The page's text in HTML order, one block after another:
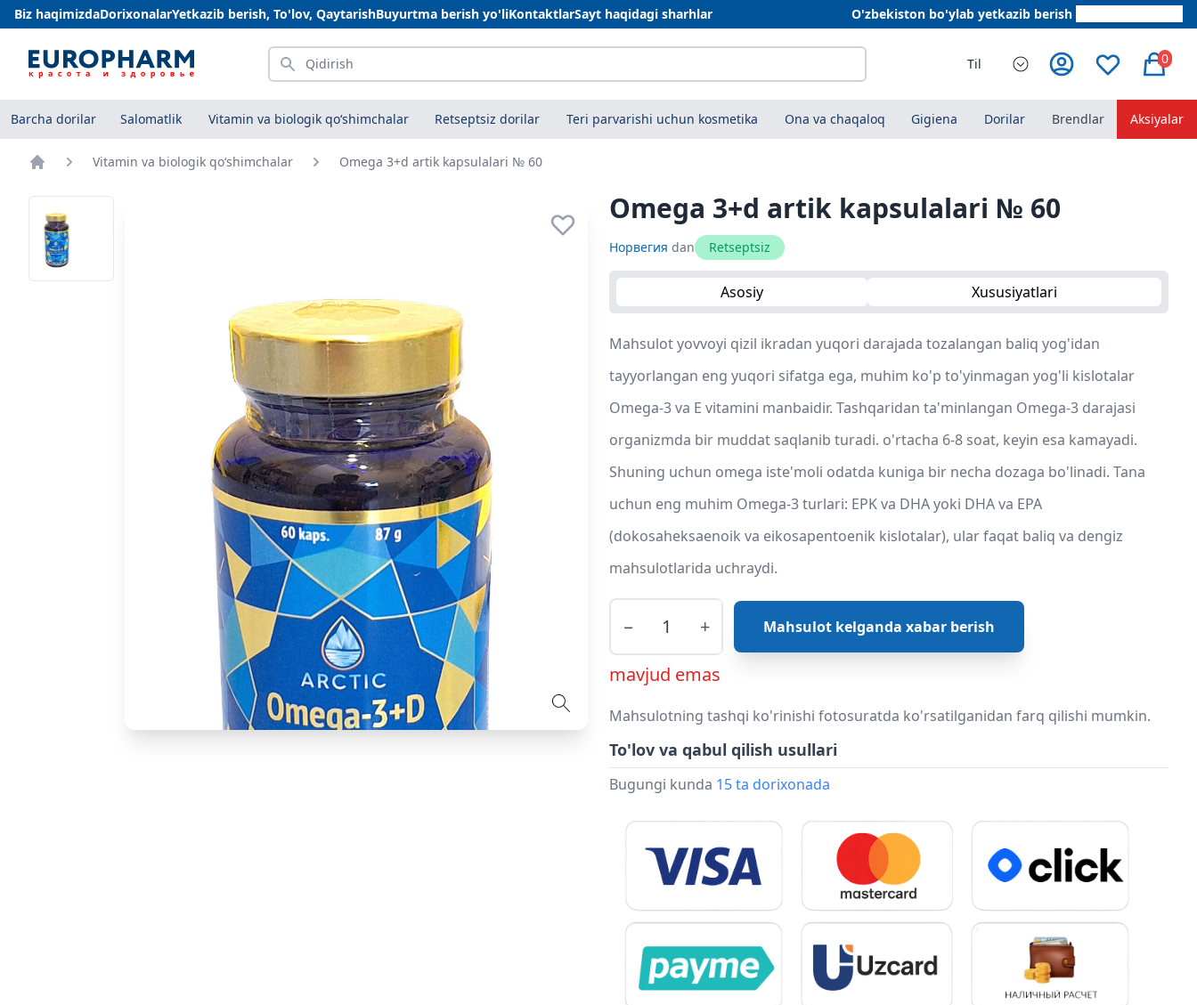
Biz haqimizdaDorixonalarYetkazib berish, To'lov, QaytarishBuyurtma berish yo'liKontaktlarSayt haqidagi sharhlar O'zbekiston bo'ylab yetkazib berish
Qidirish Til 0
Barcha dorilar Salomatlik Vitamin va biologik qo‘shimchalar Retseptsiz dorilar Teri parvarishi uchun kosmetika Ona va chaqaloq Gigiena Dorilar Brendlar Aksiyalar
Vitamin va biologik qo‘shimchalar Omega 3+d artik kapsulalari № 60
Omega 3+d artik kapsulalari № 60
Норвегия dan Retseptsiz
Asosiy Xususiyatlari
Mahsulot yovvoyi qizil ikradan yuqori darajada tozalangan baliq yog'idan
tayyorlangan eng yuqori sifatga ega, muhim ko'p to'yinmagan yog'li kislotalar
Omega-3 va E vitamini manbaidir. Tashqaridan ta'minlangan Omega-3 darajasi
organizmda bir muddat saqlanib turadi. o'rtacha 6-8 soat, keyin esa kamayadi.
Shuning uchun omega iste'moli odatda kuniga bir necha dozaga bo'linadi. Tana
uchun eng muhim Omega-3 turlari: EPK va DHA yoki DHA va EPA
(dokosaheksaenoik va eikosapentoenik kislotalar), ular faqat baliq va dengiz
mahsulotlarida uchraydi.
− + Mahsulot kelganda xabar berish
mavjud emas
Mahsulotning tashqi ko'rinishi fotosuratda ko'rsatilganidan farq qilishi mumkin.
To'lov va qabul qilish usullari
Bugungi kunda 15 ta dorixonada